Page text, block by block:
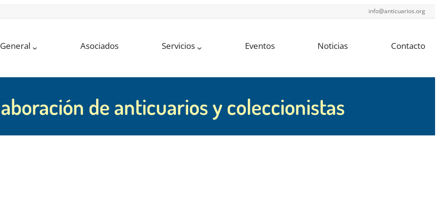
info@anticuarios.org
Asociados Servicios Eventos Noticias Contacto
de anticuarios y coleccionistas